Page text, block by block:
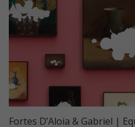
Fortes D’Aloia & Gabriel |